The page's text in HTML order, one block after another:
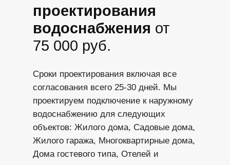
проектирования
водоснабжения от
75 000 руб.
Сроки проектирования включая все
согласования всего 25-30 дней. Мы
проектируем подключение к наружному
водоснабжению для следующих
объектов: Жилого дома, Садовые дома,
Жилого гаража, Многоквартирные дома,
Дома гостевого типа, Отелей и